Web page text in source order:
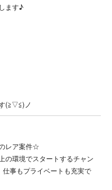
ます♪
(≧▽≦)ノ
レア案件☆
の環境でスタートするチャン
事もプライベートも充実で